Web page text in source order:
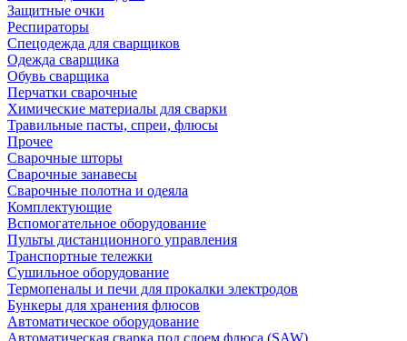
Защитные очки
Респираторы
Спецодежда для сварщиков
Одежда сварщика
Обувь сварщика
Перчатки сварочные
Химические материалы для сварки
Травильные пасты, спреи, флюсы
Прочее
Сварочные шторы
Сварочные занавесы
Сварочные полотна и одеяла
Комплектующие
Вспомогательное оборудование
Пульты дистанционного управления
Транспортные тележки
Сушильное оборудование
Термопеналы и печи для прокалки электродов
Бункеры для хранения флюсов
Автоматическое оборудование
Автоматическая сварка под слоем флюса (SAW)